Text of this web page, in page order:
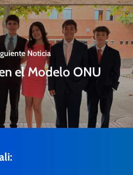
Noticia
el Modelo ONU